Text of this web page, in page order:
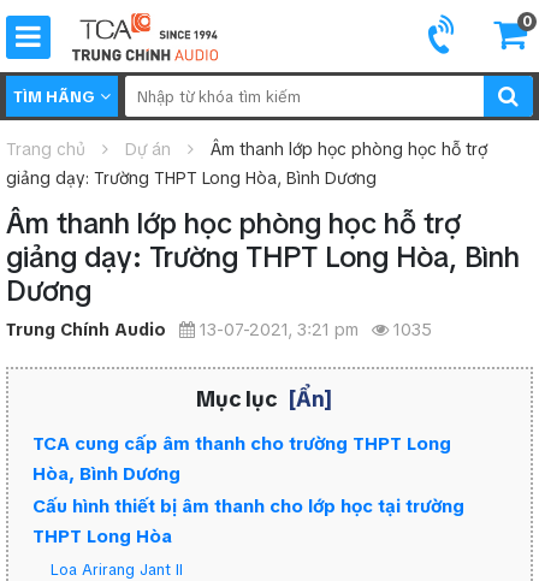
0
TÌM HÃNG
Trang chủ Dự án
Âm thanh lớp học phòng học hỗ trợ
giảng dạy: Trường THPT Long Hòa, Bình Dương
Âm thanh lớp học phòng học hỗ trợ
giảng dạy: Trường THPT Long Hòa, Bình
Dương
Trung Chính Audio 13-07-2021, 3:21 pm 1035
Mục lục [Ẩn]
TCA cung cấp âm thanh cho trường THPT Long
Hòa, Bình Dương
Cấu hình thiết bị âm thanh cho lớp học tại trường
THPT Long Hòa
Loa Arirang Jant II